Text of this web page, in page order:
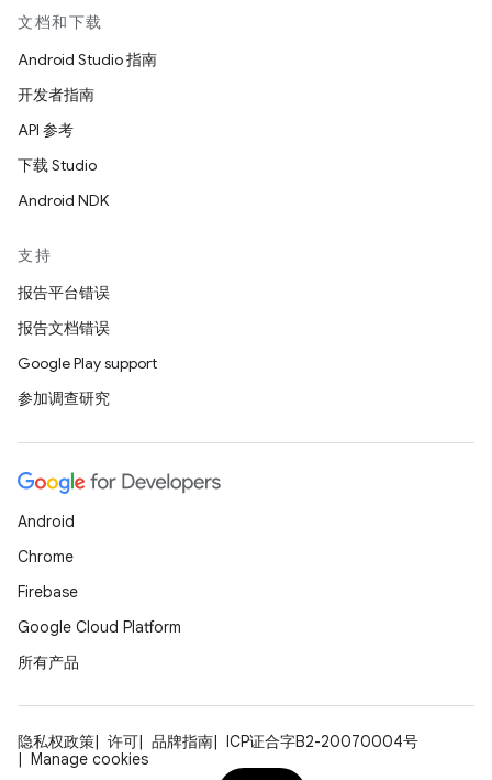
文档和下载
Android Studio 指南
开发者指南
API 参考
下载 Studio
Android NDK
支持
报告平台错误
报告文档错误
Google Play support
参加调查研究
Android
Chrome
Firebase
Google Cloud Platform
所有产品
隐私权政策 许可 品牌指南
ICP证合字B2-20070004号
Manage cookies